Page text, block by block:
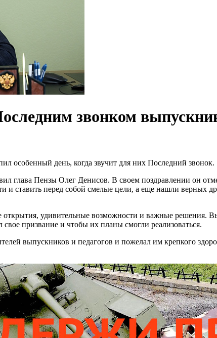
звонком
особенный день, когда звучит для них Последний звонок.
глава Пензы Олег Денисов. В своем поздравлении он
и ставить перед собой смелые цели, а еще нашли верных
удивительные возможности и важные решения.
призвание и чтобы их планы смогли реализоваться.
выпускников и педагогов и пожелал им крепкого